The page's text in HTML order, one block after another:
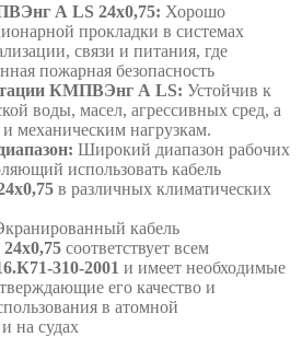
А LS 24х0,75: Хорошо
прокладки в системах
связи и питания, где
пожарная безопасность
КМПВЭнг А LS: Устойчив к
воды, масел, агрессивных сред, а
механическим нагрузкам.
Широкий диапазон рабочих
использовать кабель
в различных климатических
кабель
соответствует всем
310-2001 и имеет необходимые
его качество и
в атомной
на судах